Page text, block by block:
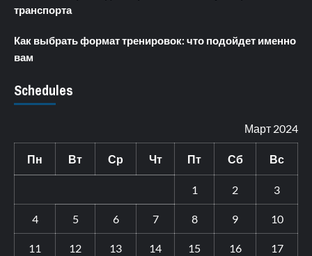
транспорта
Как выбрать формат тренировок: что подойдет именно
вам
Schedules
Март 2024
Пн Вт Ср Чт Пт Сб Вс
1 2 3
4 5 6 7 8 9 10
11 12 13 14 15 16 17